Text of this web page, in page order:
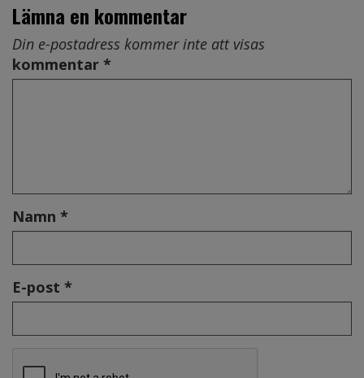
Lämna en kommentar
Din e-postadress kommer inte att visas
kommentar *
Namn *
E-post *